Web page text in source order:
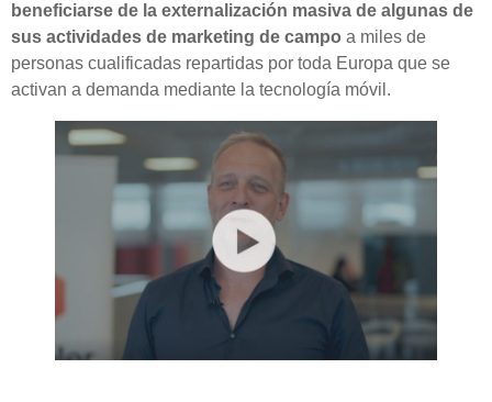
beneficiarse de la externalización masiva de algunas de
sus actividades de marketing de campo a miles de
personas cualificadas repartidas por toda Europa que se
activan a demanda mediante la tecnología móvil.